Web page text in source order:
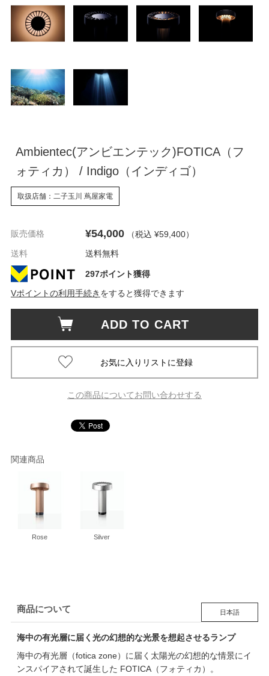
Ambientec(アンビエンテック)FOTICA（フ
ォティカ） / Indigo（インディゴ）
取扱店舗：二子玉川 蔦屋家電
販売価格 ¥54,000 （税込 ¥59,400）
送料
送料無料
297ポイント獲得
Vポイントの利用手続き をすると獲得できます
ADD TO CART
この商品についてお問い合わせする
関連商品
Rose Silver
商品について 日本語
海中の有光層に届く光の幻想的な光景を想起させるランプ
海中の有光層（fotica zone）に届く太陽光の幻想的な情景にイ
ンスパイアされて誕生した FOTICA（フォティカ）。